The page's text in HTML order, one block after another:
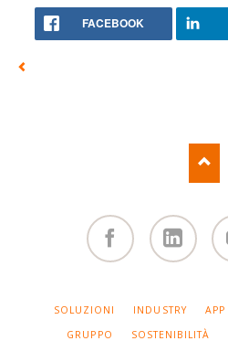
FACEBOOK
SALTA
NAVIGAZIONE
SOLUZIONI INDUSTRY APP
GRUPPO
SOSTENIBILITÀ